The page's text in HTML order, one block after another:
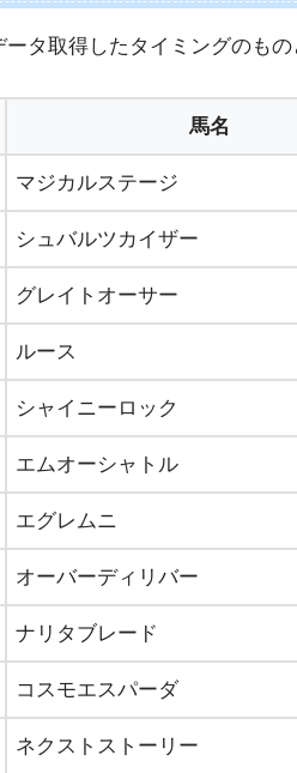
タ取得したタイミングのもの
馬名
マジカルステージ
シュバルツカイザー
グレイトオーサー
ルース
シャイニーロック
エムオーシャトル
エグレムニ
オーバーディリバー
ナリタブレード
コスモエスパーダ
ネクストストーリー